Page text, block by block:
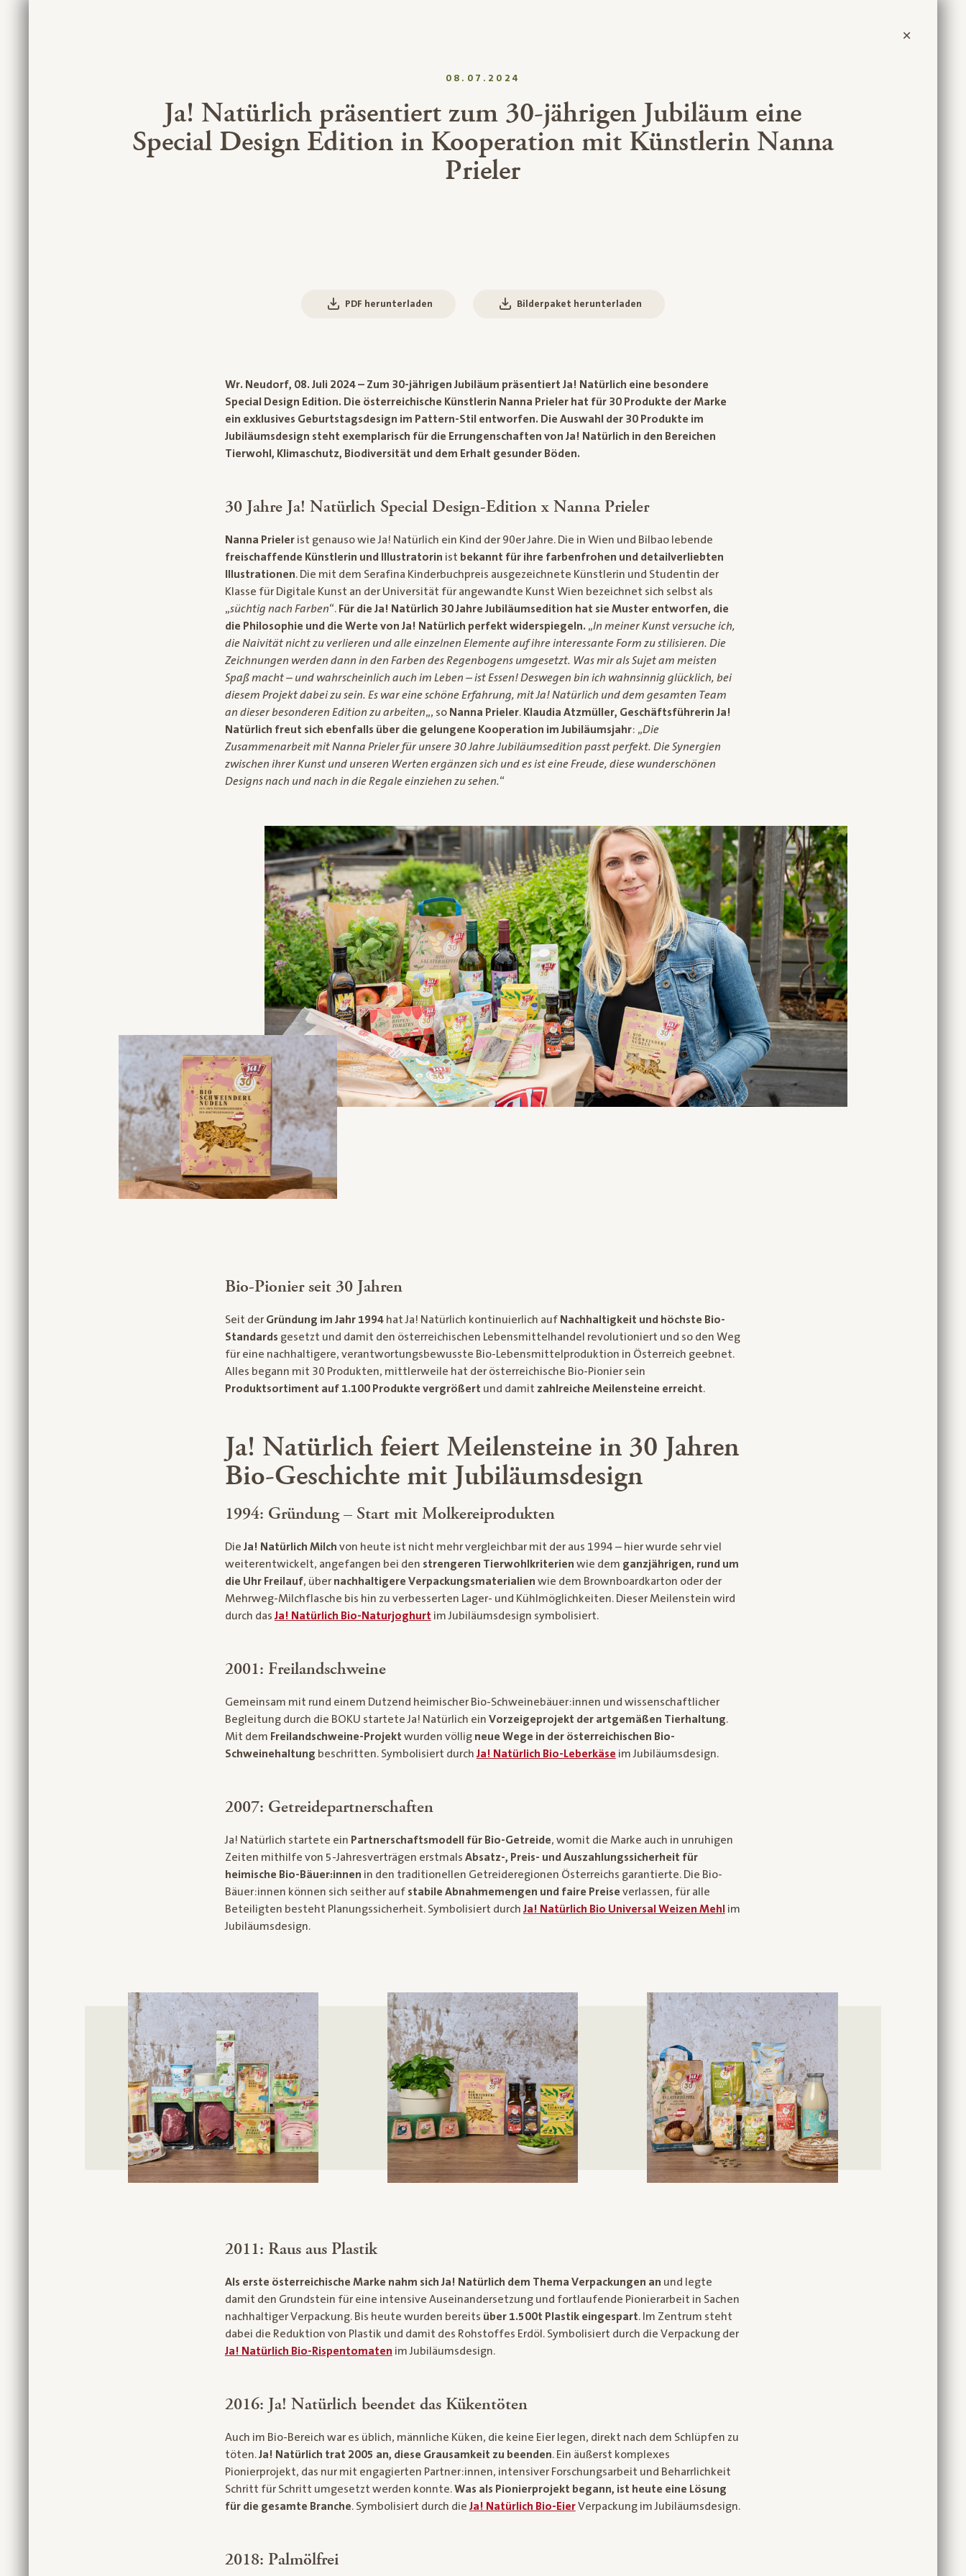
08.07.2024
Ja! Natürlich präsentiert zum 30-jährigen Jubiläum eine
Special Design Edition in Kooperation mit Künstlerin Nanna
Prieler
PDF herunterladen Bilderpaket herunterladen
Wr. Neudorf, 08. Juli 2024 – Zum 30-jährigen Jubiläum präsentiert Ja! Natürlich eine besondere
Special Design Edition. Die österreichische Künstlerin Nanna Prieler hat für 30 Produkte der Marke
ein exklusives Geburtstagsdesign im Pattern-Stil entworfen. Die Auswahl der 30 Produkte im
Jubiläumsdesign steht exemplarisch für die Errungenschaften von Ja! Natürlich in den Bereichen
Tierwohl, Klimaschutz, Biodiversität und dem Erhalt gesunder Böden.
30 Jahre Ja! Natürlich Special Design-Edition x Nanna Prieler
Nanna Prielerist genauso wie Ja! Natürlich ein Kind der 90er Jahre. Die in Wien und Bilbao lebende
freischaffende Künstlerin und Illustratorin ist bekannt für ihre farbenfrohen und detailverliebten
Illustrationen. Die mit dem Serafina Kinderbuchpreis ausgezeichnete Künstlerin und Studentin der
Klasse für Digitale Kunst an der Universität für angewandte Kunst Wien bezeichnet sich selbst als
„süchtig nach Farben“. Für die Ja! Natürlich 30 Jahre Jubiläumsedition hat sie Muster entworfen, die
die Philosophie und die Werte von Ja! Natürlich perfekt widerspiegeln. „In meiner Kunst versuche ich,
die Naivität nicht zu verlieren und alle einzelnen Elemente auf ihre interessante Form zu stilisieren. Die
Zeichnungen werden dann in den Farben des Regenbogens umgesetzt. Was mir als Sujet am meisten
Spaß macht – und wahrscheinlich auch im Leben – ist Essen! Deswegen bin ich wahnsinnig glücklich, bei
diesem Projekt dabei zu sein. Es war eine schöne Erfahrung, mit Ja! Natürlich und dem gesamten Team
an dieser besonderen Edition zu arbeiten„, so Nanna Prieler. Klaudia Atzmüller, Geschäftsführerin Ja!
Natürlich freut sich ebenfalls über die gelungene Kooperation im Jubiläumsjahr: „Die
Zusammenarbeit mit Nanna Prieler für unsere 30 Jahre Jubiläumsedition passt perfekt. Die Synergien
zwischen ihrer Kunst und unseren Werten ergänzen sich und es ist eine Freude, diese wunderschönen
Designs nach und nach in die Regale einziehen zu sehen.“
Bio-Pionier seit 30 Jahren
Seit der Gründung im Jahr 1994hat Ja! Natürlich kontinuierlich auf Nachhaltigkeit und höchste Bio-
Standards gesetzt und damit den österreichischen Lebensmittelhandel revolutioniert und so den Weg
für eine nachhaltigere, verantwortungsbewusste Bio-Lebensmittelproduktion in Österreich geebnet.
Alles begann mit 30 Produkten, mittlerweile hat der österreichische Bio-Pionier sein
Produktsortiment auf 1.100 Produkte vergrößert und damit zahlreiche Meilensteine erreicht.
Ja! Natürlich feiert Meilensteine in 30 Jahren
Bio-Geschichte mit Jubiläumsdesign
1994: Gründung – Start mit Molkereiprodukten
Die Ja! Natürlich Milch von heute ist nicht mehr vergleichbar mit der aus 1994 – hier wurde sehr viel
weiterentwickelt, angefangen bei den strengeren Tierwohlkriterien wie dem ganzjährigen, rund um
die Uhr Freilauf, über nachhaltigere Verpackungsmaterialien wie dem Brownboardkarton oder der
Mehrweg-Milchflasche bis hin zu verbesserten Lager- und Kühlmöglichkeiten. Dieser Meilenstein wird
durch das Ja! Natürlich Bio-Naturjoghurt im Jubiläumsdesign symbolisiert.
2001: Freilandschweine
Gemeinsam mit rund einem Dutzend heimischer Bio-Schweinebäuer:innen und wissenschaftlicher
Begleitung durch die BOKU startete Ja! Natürlich ein Vorzeigeprojekt der artgemäßen Tierhaltung.
Mit dem Freilandschweine-Projekt wurden völlig neue Wege in der österreichischen Bio-
Schweinehaltung beschritten. Symbolisiert durch Ja! Natürlich Bio-Leberkäse im Jubiläumsdesign.
2007: Getreidepartnerschaften
Ja! Natürlich startete ein Partnerschaftsmodell für Bio-Getreide, womit die Marke auch in unruhigen
Zeiten mithilfe von 5-Jahresverträgen erstmals Absatz-, Preis- und Auszahlungssicherheit für
heimische Bio-Bäuer:innen in den traditionellen Getreideregionen Österreichs garantierte. Die Bio-
Bäuer:innen können sich seither auf stabile Abnahmemengen und faire Preise verlassen, für alle
Beteiligten besteht Planungssicherheit. Symbolisiert durch Ja! Natürlich Bio Universal Weizen Mehlim
Jubiläumsdesign.
2011: Raus aus Plastik
Als erste österreichische Marke nahm sich Ja! Natürlich dem Thema Verpackungen an und legte
damit den Grundstein für eine intensive Auseinandersetzung und fortlaufende Pionierarbeit in Sachen
nachhaltiger Verpackung. Bis heute wurden bereits über 1.500t Plastik eingespart. Im Zentrum steht
dabei die Reduktion von Plastik und damit des Rohstoffes Erdöl. Symbolisiert durch die Verpackung der
Ja! Natürlich Bio-Rispentomaten im Jubiläumsdesign.
2016: Ja! Natürlich beendet das Kükentöten
Auch im Bio-Bereich war es üblich, männliche Küken, die keine Eier legen, direkt nach dem Schlüpfen zu
töten.Ja! Natürlich trat 2005 an, diese Grausamkeit zu beenden. Ein äußerst komplexes
Pionierprojekt, das nur mit engagierten Partner:innen, intensiver Forschungsarbeit und Beharrlichkeit
Schritt für Schritt umgesetzt werden konnte.Was als Pionierprojekt begann, ist heute eine Lösung
für die gesamte Branche. Symbolisiert durch die Ja! Natürlich Bio-EierVerpackung im Jubiläumsdesign.
2018: Palmölfrei